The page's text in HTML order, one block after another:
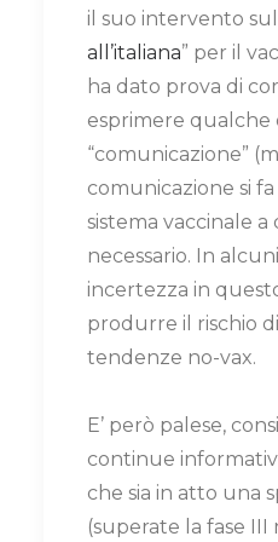
il suo intervento
all’italiana” per il
ha dato prova di
esprimere qualche
“comunicazione”
comunicazione si
sistema vaccinale
necessario. In
incertezza in
produrre il rischio
tendenze no-vax.
E’ però palese,
continue
che sia in atto una
(superate la fase III